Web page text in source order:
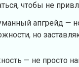
чтобы не
апгрейд —
но
— не просто